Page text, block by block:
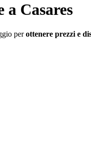
Casares
perottenere prezzi e